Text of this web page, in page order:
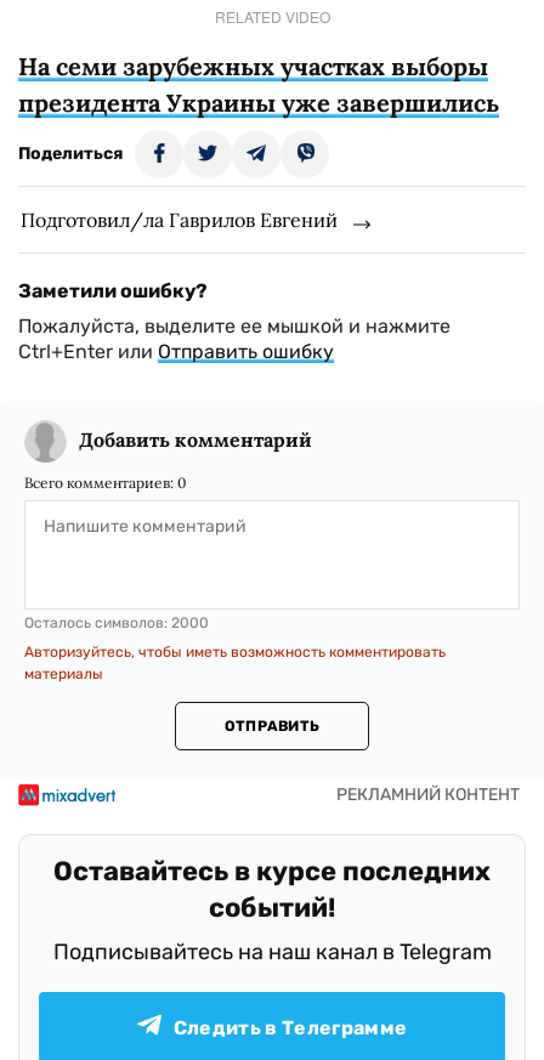
RELATED VIDEO
На семи зарубежных участках выборы
президента Украины уже завершились
Поделиться
Подготовил/ла Гаврилов Евгений
Заметили ошибку?
Пожалуйста, выделите ее мышкой и нажмите
Ctrl+Enter или Отправить ошибку
Добавить комментарий
Всего комментариев: 0
Осталось символов: 2000
Авторизуйтесь, чтобы иметь возможность комментировать
материалы
ОТПРАВИТЬ
Оставайтесь в курсе последних
событий!
Подписывайтесь на наш канал в Telegram
Следить в Телеграмме